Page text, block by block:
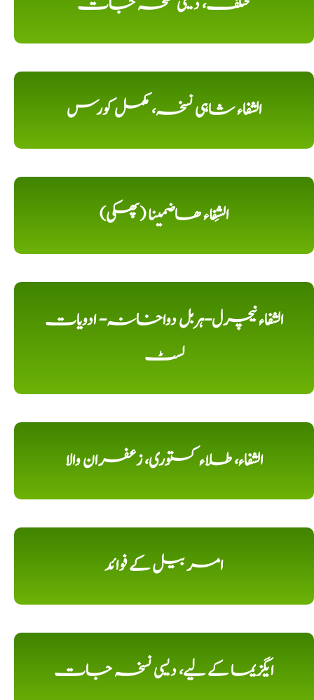
الشفاء شاہی نسخہ، مکمل کورس
الشِفاء ھاضمینا (پھکی)
الشفاء نیچرل-ہربل دواخانہ- ادویات
لسٹ
الشفاء، طلاء کستوری، زعفران والا
امر بیل کے فوائد
ایگزیما کے لیے، دیسی نسخہ جات